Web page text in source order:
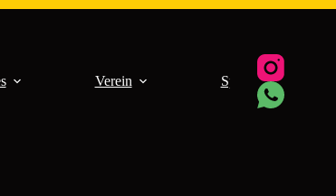
Verein Sponsoren